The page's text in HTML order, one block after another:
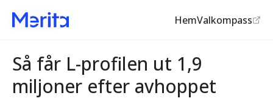
HemValkompass
Klägget
Så får L-profilen ut 1,9
miljoner efter avhoppet